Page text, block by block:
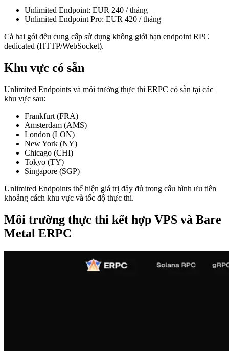
Unlimited Endpoint: EUR 240 / tháng
Unlimited Endpoint Pro: EUR 420 / tháng
Cả hai gói đều cung cấp sử dụng không giới hạn endpoint RPC
dedicated (HTTP/WebSocket).
Khu vực có sẵn
Unlimited Endpoints và môi trường thực thi ERPC có sẵn tại các
khu vực sau:
Frankfurt (FRA)
Amsterdam (AMS)
London (LON)
New York (NY)
Chicago (CHI)
Tokyo (TY)
Singapore (SGP)
Unlimited Endpoints thể hiện giá trị đầy đủ trong cấu hình ưu tiên
khoảng cách khu vực và tốc độ thực thi.
Môi trường thực thi kết hợp VPS và Bare
Metal ERPC